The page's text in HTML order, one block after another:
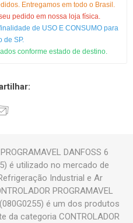
Entregamos em todo o Brasil.
pedido em nossa loja física.
de USO E CONSUMO para
de SP.
conforme estado de destino.
DANFOSS 6
é utilizado no mercado de
Industrial e Ar
PROGRAMAVEL
é um dos produtos
da categoria CONTROLADOR